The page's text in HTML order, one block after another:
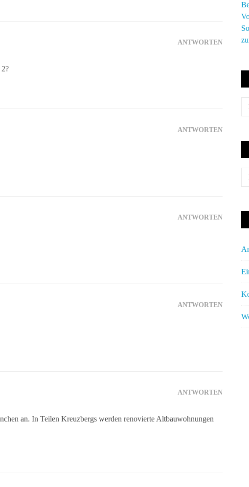
ANTWORTEN
ANTWORTEN
ANTWORTEN
ANTWORTEN
ANTWORTEN
an. In Teilen Kreuzbergs werden renovierte Altbauwohnungen